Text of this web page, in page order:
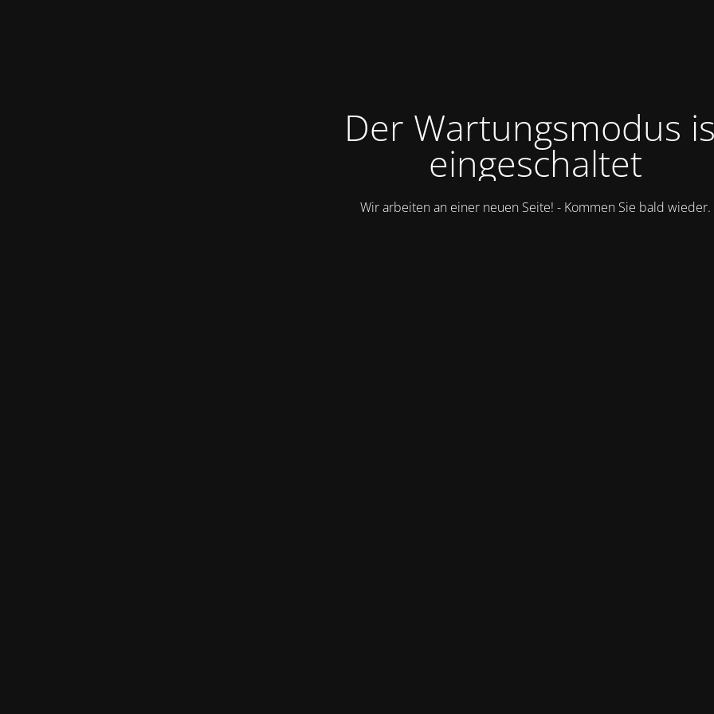
Der Wartungsmodus
eingeschaltet
Wir arbeiten an einer neuen Seite! - Kommen Sie bald wieder.